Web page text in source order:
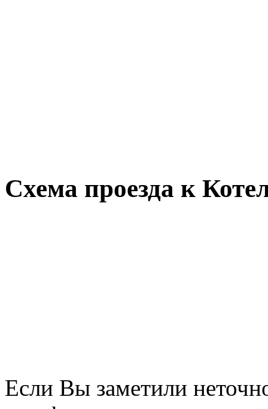
Схема проезда к
Если Вы заметили